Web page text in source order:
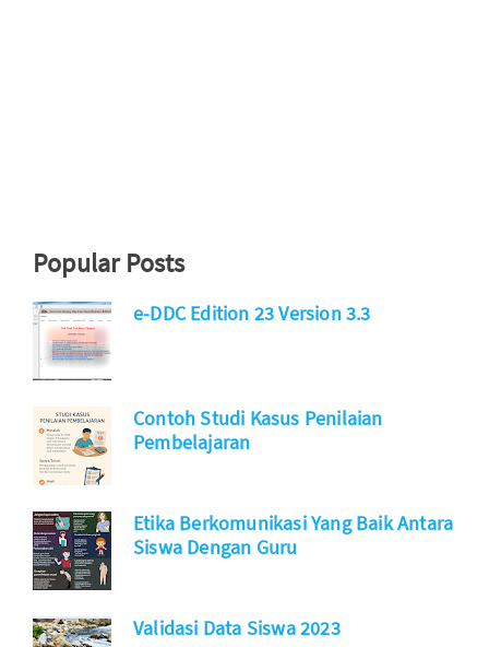
Popular Posts
e-DDC Edition 23 Version 3.3
Contoh Studi Kasus Penilaian
Pembelajaran
Etika Berkomunikasi Yang Baik Antara
Siswa Dengan Guru
Validasi Data Siswa 2023